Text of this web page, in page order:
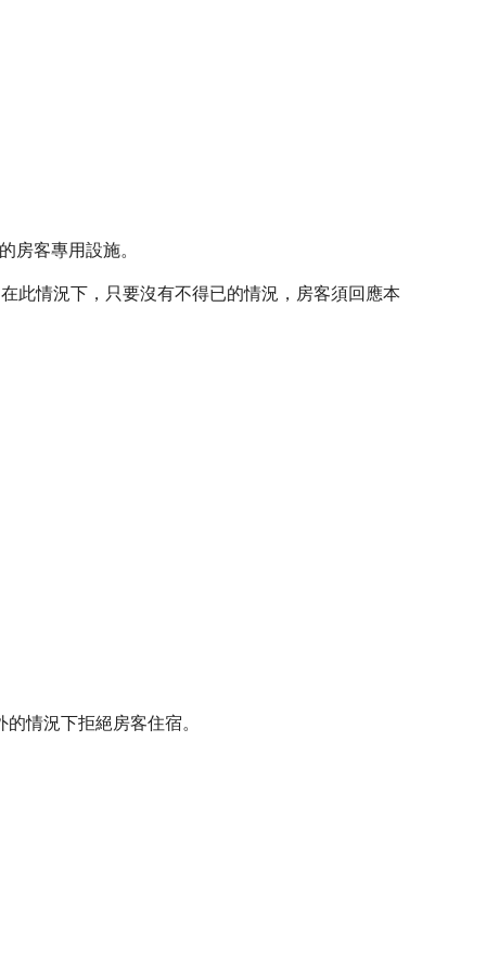
房客專用設施。
此情況下，只要沒有不得已的情況，房客須回應本
情況下拒絕房客住宿。